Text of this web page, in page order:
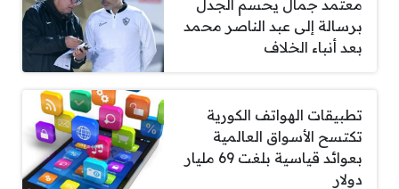
معتمد جمال يحسم الجدل
برسالة إلى عبد الناصر محمد
بعد أنباء الخلاف
تطبيقات الهواتف الكورية
تكتسح الأسواق العالمية
بعوائد قياسية بلغت 69 مليار
دولار